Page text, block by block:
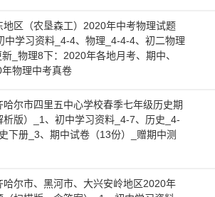
地区（农垦森工）2020年中考物理试题
中学习资料_4-4、物理_4-4-4、初二物理
_物理8下：2020年各地月考、期中、
物理中考真卷
哈尔市四里五中心学校春季七年级历史期
析版）_1、初中学习资料_4-7、历史_4-
下册_3、期中试卷（13份）_赠期中测
哈尔市、黑河市、大兴安岭地区2020年